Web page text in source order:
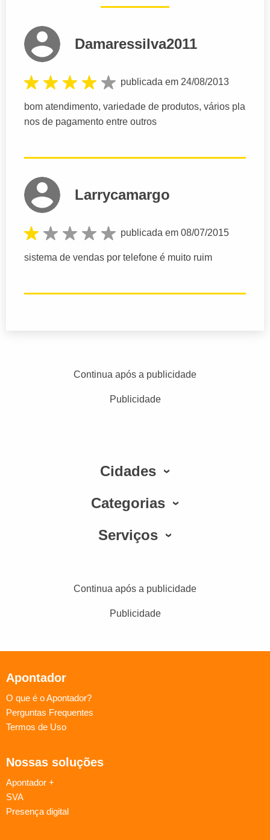
Damaressilva2011
publicada em 24/08/2013
bom atendimento, variedade de produtos, vários pla
nos de pagamento entre outros
Larrycamargo
publicada em 08/07/2015
sistema de vendas por telefone é muito ruim
Continua após a publicidade
Publicidade
Cidades
Categorias
Serviços
Continua após a publicidade
Publicidade
Apontador
O que é o Apontador?
Perguntas Frequentes
Termos de Uso
Nossas soluções
Apontador +
SVA
Presença digital